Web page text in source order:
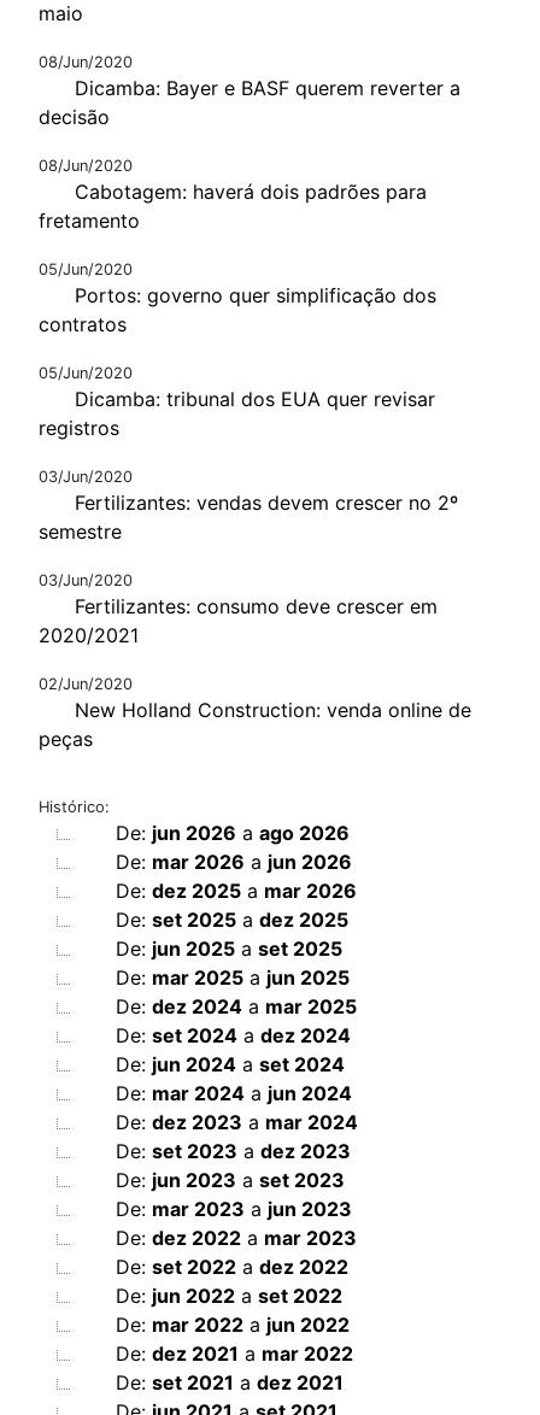
maio
08/Jun/2020
Dicamba: Bayer e BASF querem reverter a
decisão
08/Jun/2020
Cabotagem: haverá dois padrões para
fretamento
05/Jun/2020
Portos: governo quer simplificação dos
contratos
05/Jun/2020
Dicamba: tribunal dos EUA quer revisar
registros
03/Jun/2020
Fertilizantes: vendas devem crescer no 2º
semestre
03/Jun/2020
Fertilizantes: consumo deve crescer em
2020/2021
02/Jun/2020
New Holland Construction: venda online de
peças
Histórico:
De: jun 2026 aago 2026
De: mar 2026 a jun 2026
De:dez 2025 a mar 2026
De:set 2025 adez 2025
De: jun 2025 aset 2025
De: mar 2025 a jun 2025
De:dez 2024 a mar 2025
De:set 2024 adez 2024
De: jun 2024 aset 2024
De: mar 2024 a jun 2024
De:dez 2023 a mar 2024
De:set 2023 adez 2023
De: jun 2023 aset 2023
De: mar 2023 a jun 2023
De:dez 2022 a mar 2023
De:set 2022 adez 2022
De: jun 2022 aset 2022
De: mar 2022 a jun 2022
De:dez 2021 a mar 2022
De:set 2021 adez 2021